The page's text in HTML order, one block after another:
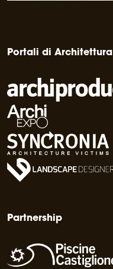
Portali di Architettura
Partnership